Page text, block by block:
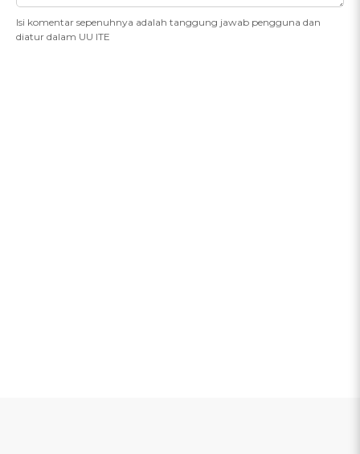
Isi komentar sepenuhnya adalah tanggung jawab pengguna dan
diatur dalam UU ITE